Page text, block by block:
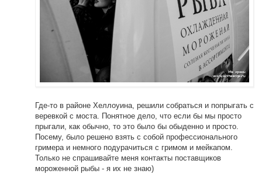
Где-то в районе Хеллоуина, решили собраться и попрыгать с
веревкой с моста. Понятное дело, что если бы мы просто
прыгали, как обычно, то это было бы обыденно и просто.
Посему, было решено взять с собой профессионального
гримера и немного подурачиться с гримом и мейкапом.
Только не спрашивайте меня контакты поставщиков
мороженной рыбы - я их не знаю)